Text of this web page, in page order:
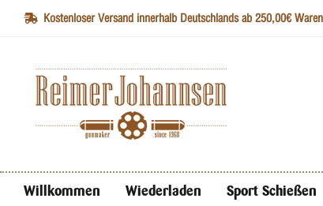
Kostenloser Versand innerhalb Deutschlands ab 250,00€
Willkommen Wiederladen Sport Schießen